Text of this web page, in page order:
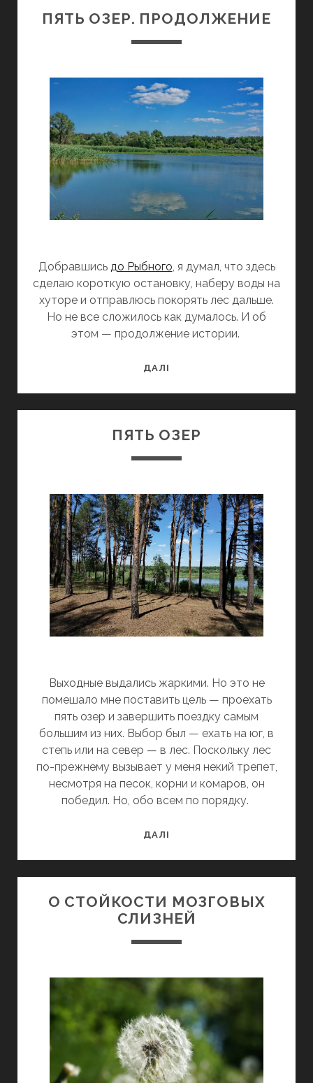
ПЯТЬ ОЗЕР. ПРОДОЛЖЕНИЕ
Добравшись до Рыбного, я думал, что здесь
сделаю короткую остановку, наберу воды на
хуторе и отправлюсь покорять лес дальше.
Но не все сложилось как думалось. И об
этом — продолжение истории.
ДАЛІ
ПЯТЬ ОЗЕР
Выходные выдались жаркими. Но это не
помешало мне поставить цель — проехать
пять озер и завершить поездку самым
большим из них. Выбор был — ехать на юг, в
степь или на север — в лес. Поскольку лес
по-прежнему вызывает у меня некий трепет,
несмотря на песок, корни и комаров, он
победил. Но, обо всем по порядку.
ДАЛІ
О СТОЙКОСТИ МОЗГОВЫХ
СЛИЗНЕЙ